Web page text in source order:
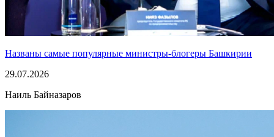
Названы самые популярные министры-блогеры Башкирии
29.07.2026
Наиль Байназаров